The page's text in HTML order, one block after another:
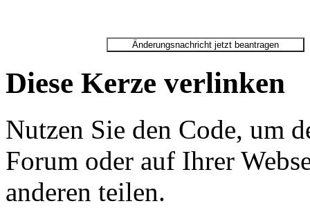
Diese Kerze verlinken
Nutzen Sie den Code, um
Forum oder auf Ihrer
anderen teilen.